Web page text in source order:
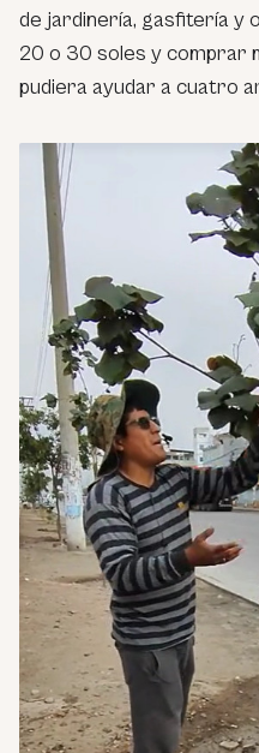
de jardinería, gasfitería y
20 o 30 soles y comprar
pudiera ayudar a cuatro